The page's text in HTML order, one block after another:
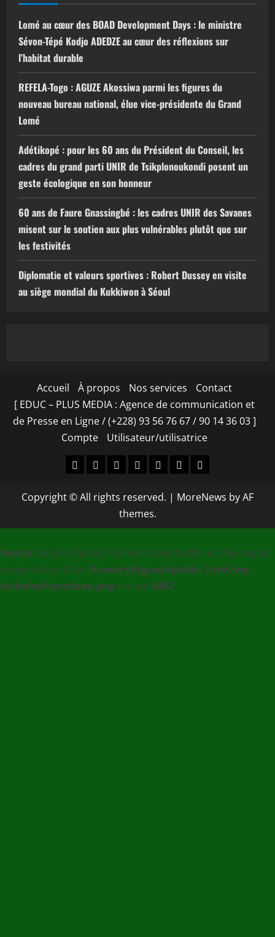
Lomé au cœur des BOAD Development Days : le ministre
Sévon-Tépé Kodjo ADEDZE au cœur des réflexions sur
l’habitat durable
REFELA-Togo : AGUZE Akossiwa parmi les figures du
nouveau bureau national, élue vice-présidente du Grand
Lomé
Adétikopé : pour les 60 ans du Président du Conseil, les
cadres du grand parti UNIR de Tsikplonoukondi posent un
geste écologique en son honneur
60 ans de Faure Gnassingbé : les cadres UNIR des Savanes
misent sur le soutien aux plus vulnérables plutôt que sur
les festivités
Diplomatie et valeurs sportives : Robert Dussey en visite
au siège mondial du Kukkiwon à Séoul
Accueil À propos Nos services
Contact
[ EDUC – PLUS MEDIA : Agence de communication et
de Presse en Ligne / (+228) 93 56 76 67 / 90 14 36 03 ]
Compte
Utilisateur/utilisatrice
Accueil
À
Nos
Contact
[
–
PLUS
:
Agence
de
CompteUtilisateur/
Copyright © All rights reserved. | MoreNews by AF
themes.
Notice: ob_end_flush(): Failed to send buffer of zlib output
compression (0) in /home/ylhgcaui/public_html/wp-
includes/functions.php on line 5493